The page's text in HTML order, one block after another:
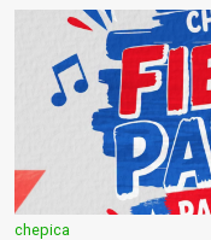
chepica